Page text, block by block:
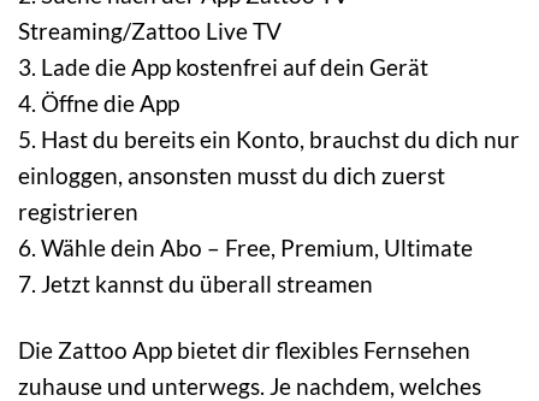
Streaming/Zattoo Live TV
3. Lade die App kostenfrei auf dein Gerät
4. Öffne die App
5. Hast du bereits ein Konto, brauchst du dich nur
einloggen, ansonsten musst du dich zuerst
registrieren
6. Wähle dein Abo – Free, Premium, Ultimate
7. Jetzt kannst du überall streamen
Die Zattoo App bietet dir flexibles Fernsehen
zuhause und unterwegs. Je nachdem, welches